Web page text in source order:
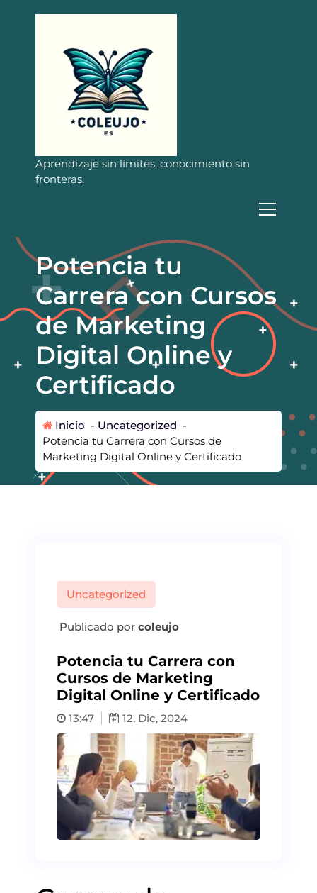
Aprendizaje sin límites, conocimiento sin
fronteras.
Potencia tu
Carrera con Cursos
de Marketing
Digital Online y
Certificado
Inicio - Uncategorized -
Potencia tu Carrera con Cursos de
Marketing Digital Online y Certificado
Uncategorized
Publicado por coleujo
Potencia tu Carrera con
Cursos de Marketing
Digital Online y Certificado
13:47 12, Dic, 2024